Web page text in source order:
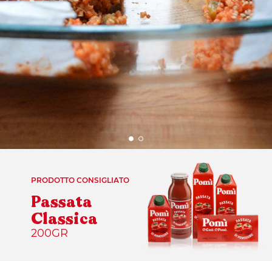
PRODOTTO CONSIGLIATO
Passata
Classica
200GR